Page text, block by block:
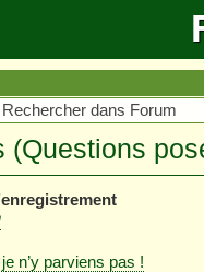
(Questions
n’y parviens pas !